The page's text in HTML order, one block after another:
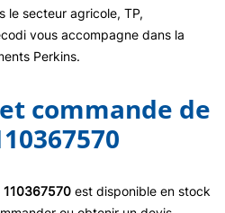
le secteur agricole, TP,
vous accompagne dans la
Perkins.
commande de
110367570 est disponible en stock